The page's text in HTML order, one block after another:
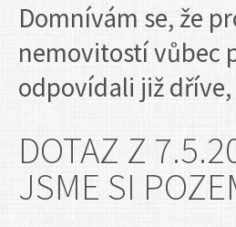
Domnívám se, že
nemovitostí vůbec
odpovídali již dříve,
DOTAZ Z
JSME SI